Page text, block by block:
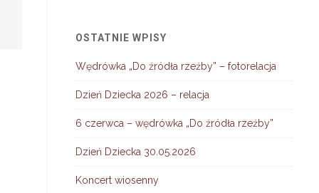
OSTATNIE WPISY
Wędrówka „Do źródła rzeźby” – fotorelacja
Dzień Dziecka 2026 – relacja
6 czerwca – wędrówka „Do źródła rzeźby”
Dzień Dziecka 30.05.2026
Koncert wiosenny